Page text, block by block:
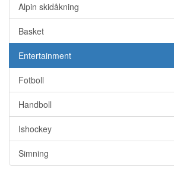
Alpin skidåkning
Basket
Entertainment
Fotboll
Handboll
Ishockey
Simning